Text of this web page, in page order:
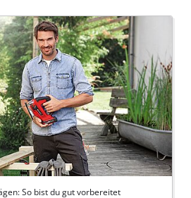
So bist du gut vorbereitet